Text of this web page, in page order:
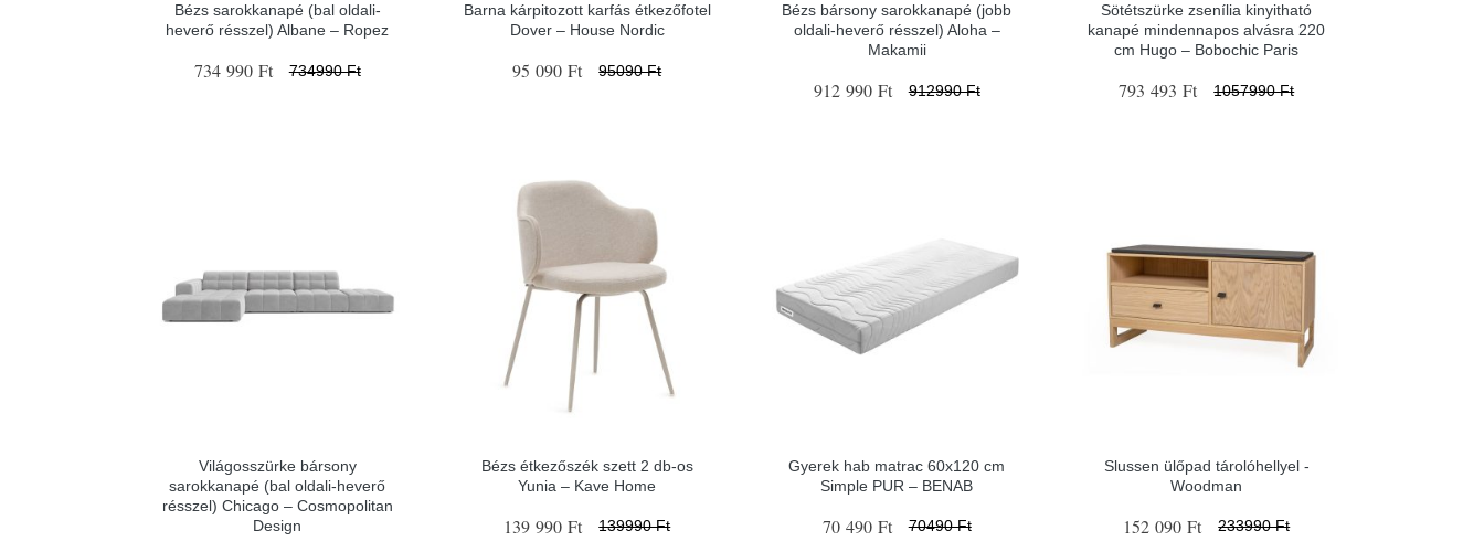
Bézs sarokkanapé (bal oldali-
heverő résszel) Albane – Ropez
734 990 Ft 734990 Ft
Barna kárpitozott karfás étkezőfotel
Dover – House Nordic
95 090 Ft 95090 Ft
Bézs bársony sarokkanapé (jobb
oldali-heverő résszel) Aloha –
Makamii
912 990 Ft 912990 Ft
Sötétszürke zsenília kinyitható
kanapé mindennapos alvásra 220
cm Hugo – Bobochic Paris
793 493 Ft 1057990 Ft
Világosszürke bársony
sarokkanapé (bal oldali-heverő
résszel) Chicago – Cosmopolitan
Design
Bézs étkezőszék szett 2 db-os
Yunia – Kave Home
139 990 Ft 139990 Ft
Gyerek hab matrac 60x120 cm
Simple PUR – BENAB
70 490 Ft 70490 Ft
Slussen ülőpad tárolóhellyel -
Woodman
152 090 Ft 233990 Ft